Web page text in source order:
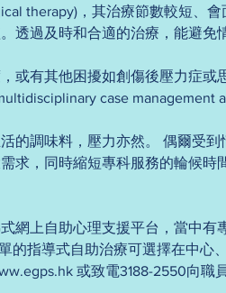
therapy)，其治療節數較短、
透過及時和合適的治療，能避免
或有其他困擾如創傷後壓力症
case management
的調味料，壓力亦然。 偶爾受
求，同時縮短專科服務的輪候
網上自助心理支援平台，當中
的指導式自助治療可選擇在中心
或致電3188-2550向職